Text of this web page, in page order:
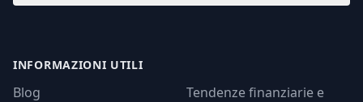
INFORMAZIONI UTILI
Blog
Tendenze finanziarie e